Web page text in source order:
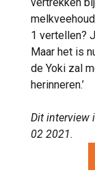
1 vertellen?
Maar het is
de Yoki zal
herinneren.’
Dit interview
02 2021.